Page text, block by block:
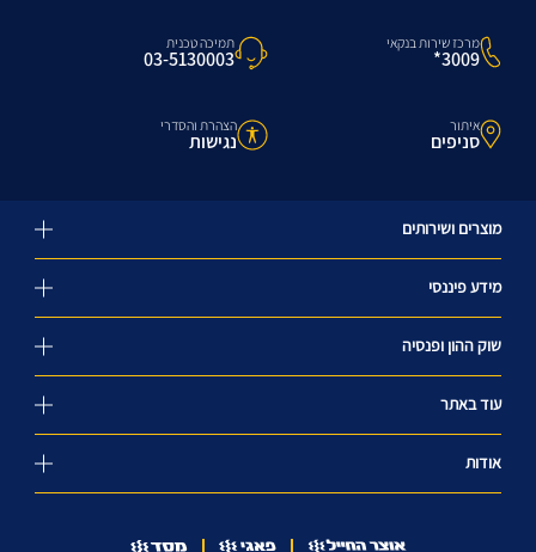
מרכז שירות בנקאי
3009*
תמיכה טכנית
03-5130003
איתור
סניפים
הצהרת והסדרי
נגישות
מוצרים ושירותים
מידע פיננסי
שוק ההון ופנסיה
עוד באתר
אודות